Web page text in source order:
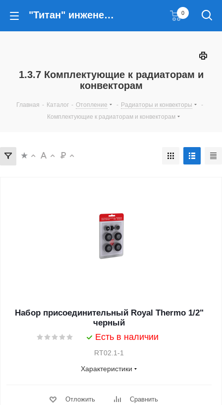
"Титан" инженерные решения 0
1.3.7 Комплектующие к радиаторам и
конвекторам
Главная - Каталог - Отопление - Радиаторы и конвекторы
-
Комплектующие к радиаторам и конвекторам
Набор присоединительный Royal Thermo 1/2"
черный
Есть в наличии
RT02.1-1
Характеристики
Отложить Сравнить